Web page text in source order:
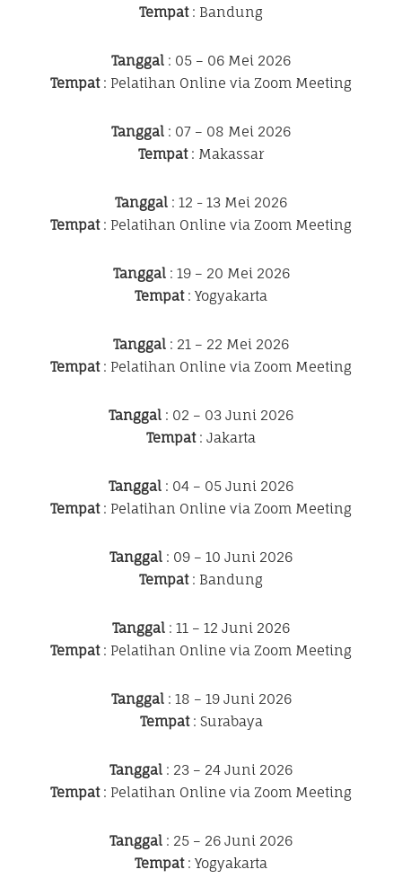
Tempat: Bandung
Tanggal : 05 – 06 Mei 2026
Tempat: Pelatihan Online via Zoom Meeting
Tanggal : 07 – 08 Mei 2026
Tempat: Makassar
Tanggal : 12 - 13 Mei 2026
Tempat: Pelatihan Online via Zoom Meeting
Tanggal: 19 – 20 Mei 2026
Tempat: Yogyakarta
Tanggal : 21 – 22 Mei 2026
Tempat: Pelatihan Online via Zoom Meeting
Tanggal : 02 – 03 Juni 2026
Tempat: Jakarta
Tanggal : 04 – 05 Juni 2026
Tempat: Pelatihan Online via Zoom Meeting
Tanggal : 09 – 10 Juni 2026
Tempat: Bandung
Tanggal : 11 – 12 Juni 2026
Tempat: Pelatihan Online via Zoom Meeting
Tanggal: 18 – 19 Juni 2026
Tempat: Surabaya
Tanggal : 23 – 24 Juni 2026
Tempat: Pelatihan Online via Zoom Meeting
Tanggal : 25 – 26 Juni 2026
Tempat: Yogyakarta